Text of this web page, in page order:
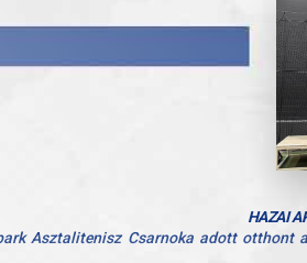
HAZAI
Asztalitenisz Csarnoka adott otthont